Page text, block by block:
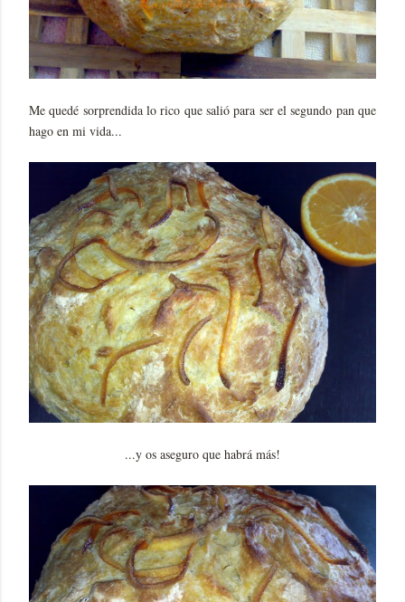
Me quedé sorprendida lo rico que salió para ser el segundo pan que
hago en mi vida...
...y os aseguro que habrá más!